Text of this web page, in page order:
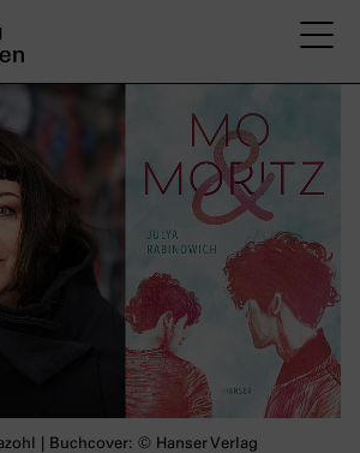
| Buchcover: © Hanser Verlag